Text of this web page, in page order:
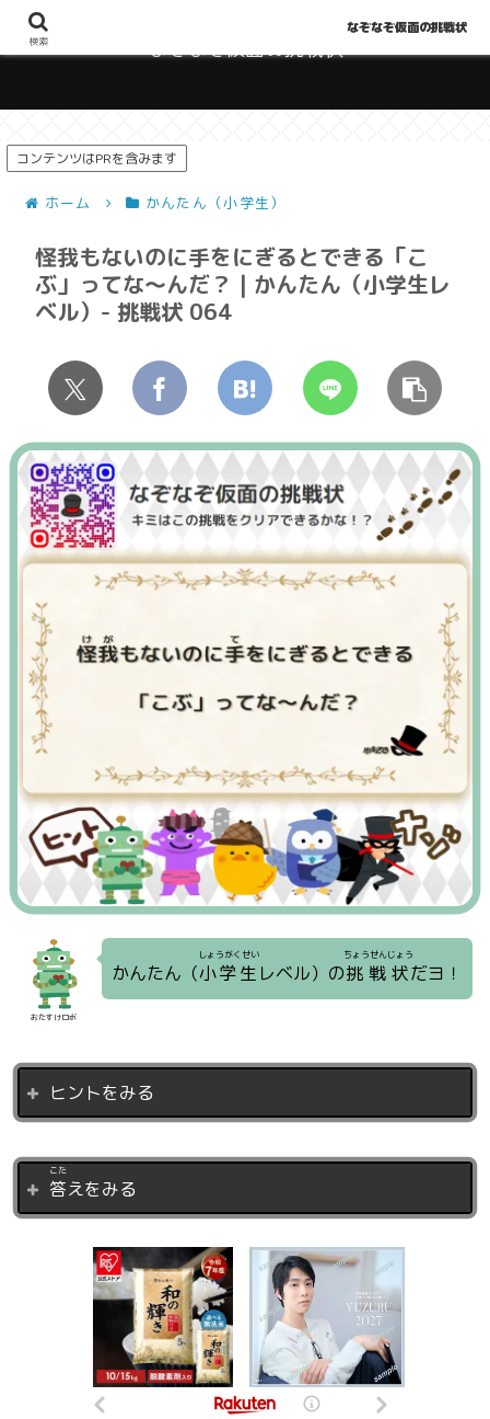
なぞなぞ仮面の挑戦状
コンテンツはPRを含みます
ホーム かんたん（小学生）
怪我もないのに手をにぎるとできる「こ
ぶ」ってな～んだ？ | かんたん（小学生レ
ベル）- 挑戦状 064
おたすけロボ
かんたん（小学生
しょうがくせい
レベル）の挑戦状
ちょうせんじょう
だヨ！
ヒントをみる
答
こた
えをみる
検索
なぞなぞ仮面の挑戦状